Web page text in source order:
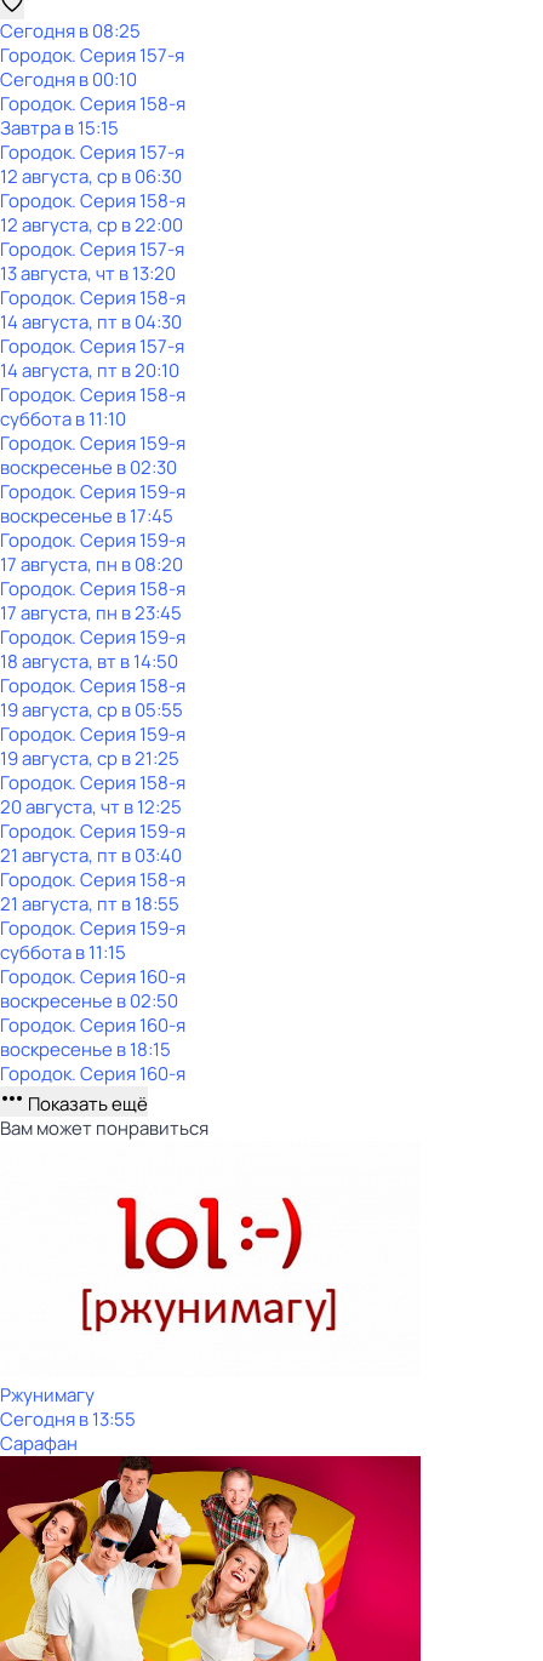
Сегодня в 08:25
Городок. Серия 157-я
Сегодня в 00:10
Городок. Серия 158-я
Завтра в 15:15
Городок. Серия 157-я
12 августа, ср в 06:30
Городок. Серия 158-я
12 августа, ср в 22:00
Городок. Серия 157-я
13 августа, чт в 13:20
Городок. Серия 158-я
14 августа, пт в 04:30
Городок. Серия 157-я
14 августа, пт в 20:10
Городок. Серия 158-я
субботав11:10
Городок. Серия 159-я
воскресенье в02:30
Городок. Серия 159-я
воскресенье в17:45
Городок. Серия 159-я
17 августа, пн в 08:20
Городок. Серия 158-я
17 августа, пн в 23:45
Городок. Серия 159-я
18 августа, вт в 14:50
Городок. Серия 158-я
19 августа, ср в 05:55
Городок. Серия 159-я
19 августа, ср в 21:25
Городок. Серия 158-я
20 августа, чт в 12:25
Городок. Серия 159-я
21 августа, пт в 03:40
Городок. Серия 158-я
21 августа, пт в 18:55
Городок. Серия 159-я
субботав11:15
Городок. Серия 160-я
воскресенье в02:50
Городок. Серия 160-я
воскресенье в18:15
Городок. Серия 160-я
Показать ещё
Вам может понравиться
Ржунимагу
Сегодня в 13:55
Сарафан